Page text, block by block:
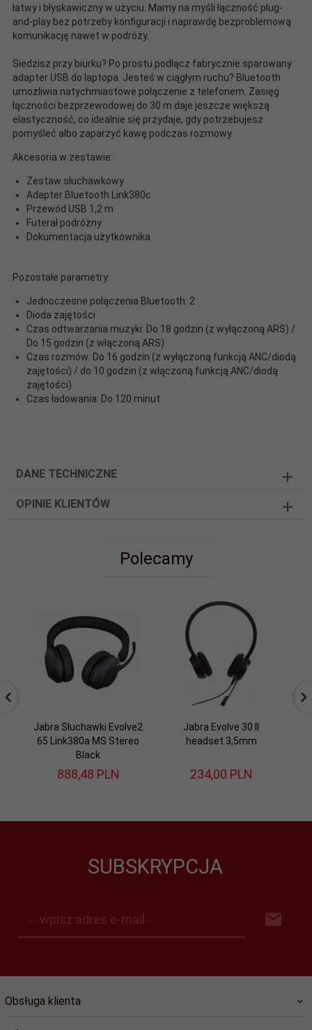
łatwy i błyskawiczny w użyciu. Mamy na myśli łączność plug-
and-play bez potrzeby konfiguracji i naprawdę bezproblemową
komunikację nawet w podróży.
Siedzisz przy biurku? Po prostu podłącz fabrycznie sparowany
adapter USB do laptopa. Jesteś w ciągłym ruchu? Bluetooth
umożliwia natychmiastowe połączenie z telefonem. Zasięg
łączności bezprzewodowej do 30 m daje jeszcze większą
elastyczność, co idealnie się przydaje, gdy potrzebujesz
pomyśleć albo zaparzyć kawę podczas rozmowy.
Akcesoria w zestawie:
Zestaw słuchawkowy
Adapter Bluetooth Link380c
Przewód USB 1,2 m
Futerał podróżny
Dokumentacja użytkownika
Pozostałe parametry:
Jednoczesne połączenia Bluetooth: 2
Dioda zajętości
Czas odtwarzania muzyki: Do 18 godzin (z wyłączoną ARS) /
Do 15 godzin (z włączoną ARS)
Czas rozmów: Do 16 godzin (z wyłączoną funkcją ANC/diodą
zajętości) / do 10 godzin (z włączoną funkcją ANC/diodą
zajętości)
Czas ładowania: Do 120 minut
DANE TECHNICZNE
OPINIE KLIENTÓW
Polecamy
Jabra Słuchawki Evolve2
65 Link380a MS Stereo
Black
888,48 PLN
Jabra Evolve 30 II
headset 3,5mm
234,00 PLN
SUBSKRYPCJA
-- wpisz adres e-mail --
Obsługa klienta